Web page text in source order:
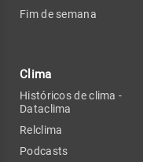
Fim de semana
Clima
Históricos de clima -
Dataclima
Relclima
Podcasts